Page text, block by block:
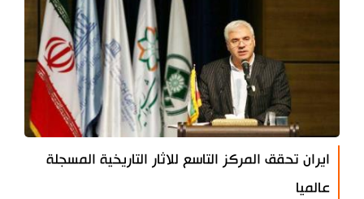
ايران تحقق المركز التاسع للاثار التاريخية المسجلة
عالميا